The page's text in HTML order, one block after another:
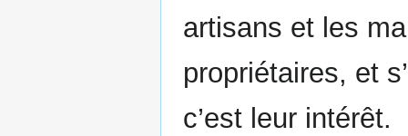
artisans et les
propriétaires, et
c’est leur intérêt.